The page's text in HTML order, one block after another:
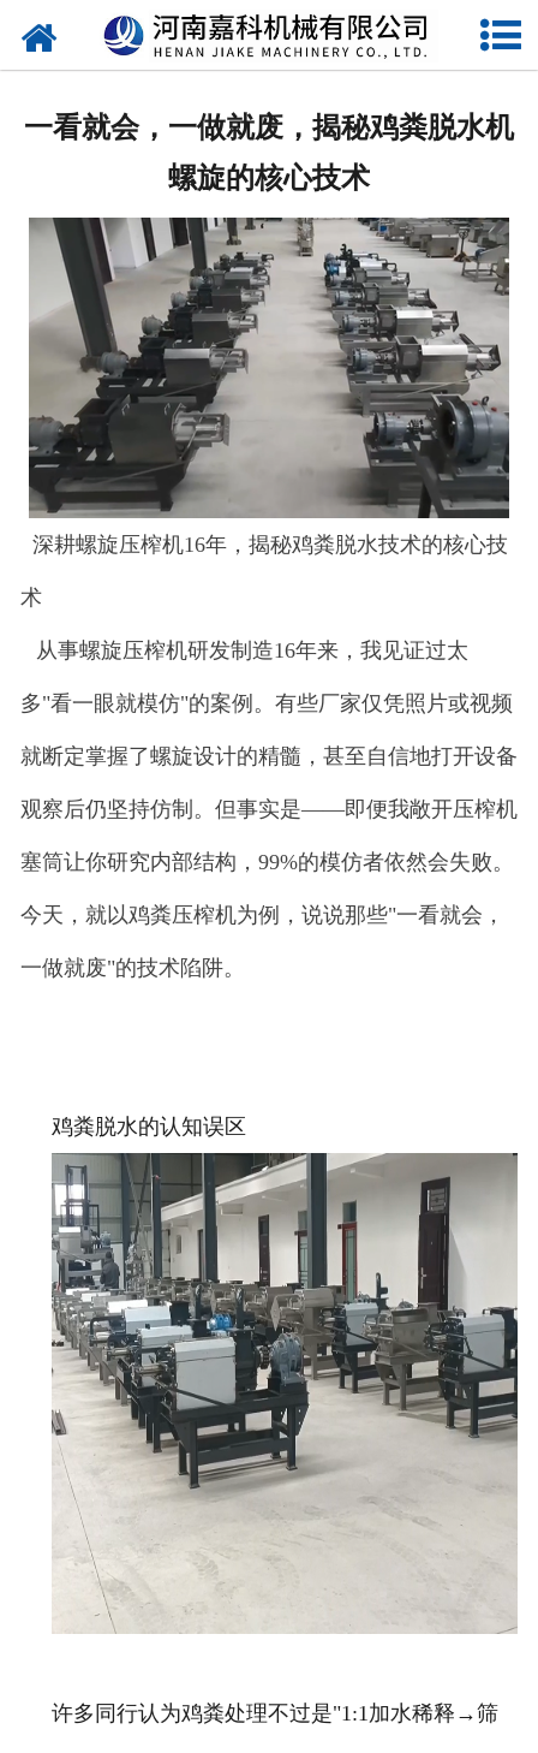
网站首页
公司新闻
行业动态
视频中心
压榨机导购图
公司业绩
联系我们
一看就会，一做就废，揭秘鸡粪脱水机
螺旋的核心技术
深耕螺旋压榨机16年，揭秘鸡粪脱水技术的核心技
术
从事螺旋压榨机研发制造16年来，我见证过太
多"看一眼就模仿"的案例。有些厂家仅凭照片或视频
就断定掌握了螺旋设计的精髓，甚至自信地打开设备
观察后仍坚持仿制。但事实是——即便我敞开压榨机
塞筒让你研究内部结构，99%的模仿者依然会失败。
今天，就以鸡粪压榨机为例，说说那些"一看就会，
一做就废"的技术陷阱。
鸡粪脱水的认知误区
许多同行认为鸡粪处理不过是"1:1加水稀释→筛